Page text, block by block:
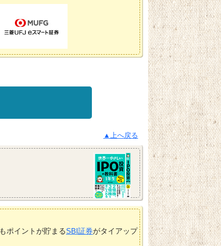
▲上へ戻る
ポイントが貯まるSBI証券がタイアップ